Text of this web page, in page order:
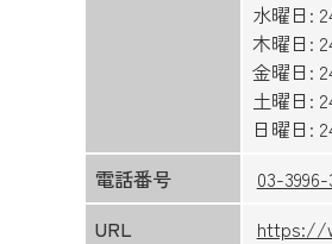
水曜日:
木曜日:
金曜日:
土曜日:
日曜日:
電話番号
03-3996-
URL
https://